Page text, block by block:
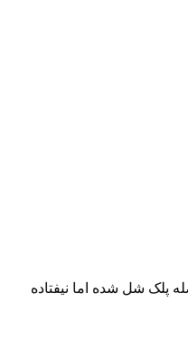
پلک شل شده اما نیفتاده